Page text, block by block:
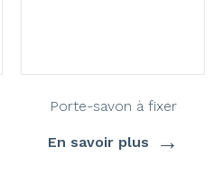
Porte-savon à fixer
En savoir plus →